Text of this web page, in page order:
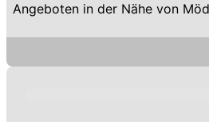
Angeboten in der Nähe von